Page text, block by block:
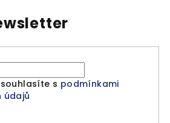
s podmínkami
údajů